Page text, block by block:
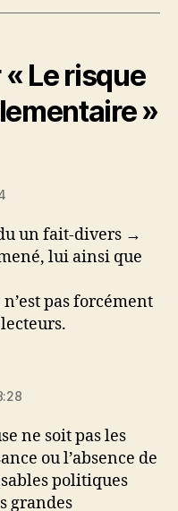
Le risque
»
un fait-divers →
lui ainsi que
pas forcément
ne soit pas les
ou l’absence de
politiques
grandes